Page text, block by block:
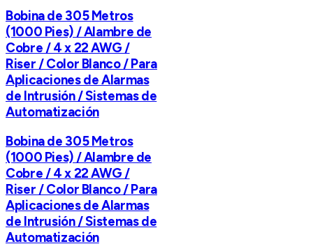
Bobina de 305 Metros
(1000 Pies) / Alambre de
Cobre / 4 x 22 AWG /
Riser / Color Blanco / Para
Aplicaciones de Alarmas
de Intrusión / Sistemas de
Automatización
Bobina de 305 Metros
(1000 Pies) / Alambre de
Cobre / 4 x 22 AWG /
Riser / Color Blanco / Para
Aplicaciones de Alarmas
de Intrusión / Sistemas de
Automatización